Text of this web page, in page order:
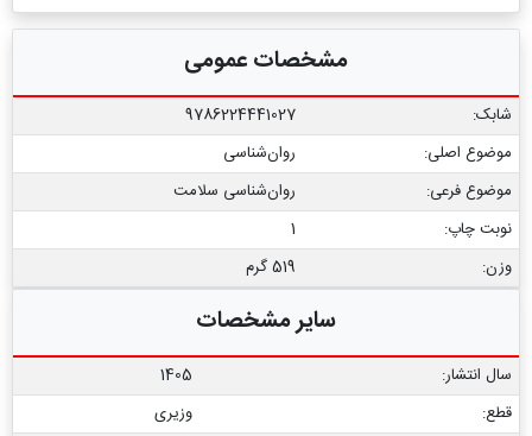
مشخصات عمومی
شابک:
9786224441027
موضوع اصلی:
روان‌شناسی
موضوع فرعی:
روان‏‌شناسی سلامت
نوبت چاپ:
1
وزن:
519 گرم
سایر مشخصات
سال انتشار:
1405
قطع:
وزیری